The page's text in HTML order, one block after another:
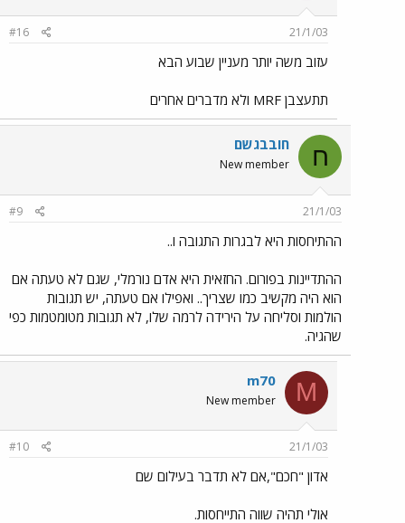
21/1/03
#16
עזוב משה יותר מעניין שבוע הבא
תתעצבן MRF ולא מדברים אחרים
ח חובבגשם
New member
21/1/03
#9
ההתיחסות היא לבגרות התגובה ו..
ההתדיינות בפורום. החזאית היא אדם נורמלי, שגם לא טעתה אם
הוא היה מקשיב כמו שצריך.. ואפילו אם טעתה, יש תגובות
הולמות וסליחה על הירידה לרמה שלו, לא תגובות מטומטמות כפי
שהגיה.
M
m70
New member
21/1/03
#10
אדון "חכם",אם לא תדבר בעילום שם
אולי תהיה שווה התייחסות.